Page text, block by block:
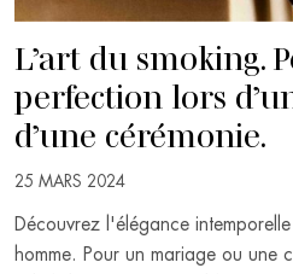
L’art du smoking.
perfection lors
d’une cérémonie.
25 MARS 2024
Découvrez l'élégance
homme. Pour un mariage ou une